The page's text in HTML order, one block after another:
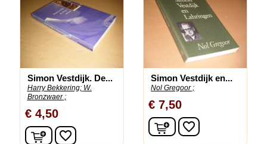
Simon Vestdijk. De...
Harry Bekkering; W.
Bronzwaer ;
€ 4,50
In winkelwagen
favorite_border
Simon Vestdijk en...
Nol Gregoor ;
€ 7,50
In winkelwagen
favorite_border